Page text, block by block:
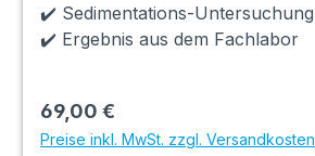
✔️ Sedimentations-Untersuchung
✔️ Ergebnis aus dem Fachlabor
69,00 €
Preise inkl. MwSt. zzgl. Versandkosten